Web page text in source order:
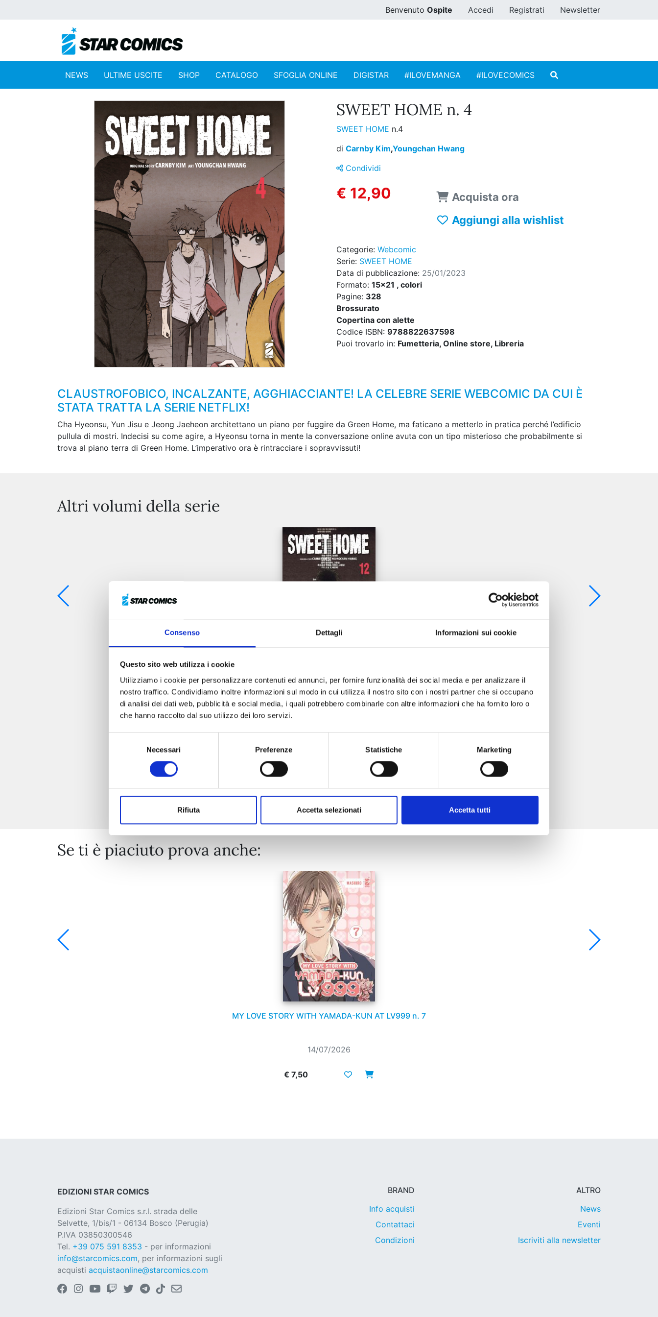
Consenso Dettagli Informazioni sui cookie
Questo sito web utilizza i cookie
Utilizziamo i cookie per personalizzare contenuti ed annunci, per fornire funzionalità dei social media e per analizzare il
nostro traffico. Condividiamo inoltre informazioni sul modo in cui utilizza il nostro sito con i nostri partner che si occupano
di analisi dei dati web, pubblicità e social media, i quali potrebbero combinarle con altre informazioni che ha fornito loro o
che hanno raccolto dal suo utilizzo dei loro servizi.
Necessari Preferenze Statistiche Marketing
Rifiuta Accetta selezionati Accetta tutti
Benvenuto Ospite Accedi Registrati Newsletter
NEWS ULTIME USCITE SHOP CATALOGO SFOGLIA ONLINE DIGISTAR #ILOVEMANGA #ILOVECOMICS
SWEET HOME n. 4
SWEET HOME n.4
di Carnby Kim,Youngchan Hwang
Condividi
€ 12,90
Acquista ora
Aggiungi alla wishlist
Categorie: Webcomic
Serie: SWEET HOME
Data di pubblicazione: 25/01/2023
Formato: 15x21 , colori
Pagine: 328
Brossurato
Copertina con alette
Codice ISBN: 9788822637598
Puoi trovarlo in: Fumetteria, Online store, Libreria
CLAUSTROFOBICO, INCALZANTE, AGGHIACCIANTE! LA CELEBRE SERIE WEBCOMIC DA CUI È
STATA TRATTA LA SERIE NETFLIX!
Cha Hyeonsu, Yun Jisu e Jeong Jaeheon architettano un piano per fuggire da Green Home, ma faticano a metterlo in pratica perché l’edificio
pullula di mostri. Indecisi su come agire, a Hyeonsu torna in mente la conversazione online avuta con un tipo misterioso che probabilmente si
trova al piano terra di Green Home. L’imperativo ora è rintracciare i sopravvissuti!
Altri volumi della serie
07/05/2024
€ 12,90
Mostra tutto
Se ti è piaciuto prova anche:
MY LOVE STORY WITH YAMADA-KUN AT LV999 n. 7
14/07/2026
€ 7,50
EDIZIONI STAR COMICS
Edizioni Star Comics s.r.l. strada delle
Selvette, 1/bis/1 - 06134 Bosco (Perugia)
P.IVA 03850300546
Tel. +39 075 591 8353 - per informazioni
info@starcomics.com, per informazioni sugli
acquisti acquistaonline@starcomics.com
BRAND
Info acquisti
Contattaci
Condizioni
ALTRO
News
Eventi
Iscriviti alla newsletter